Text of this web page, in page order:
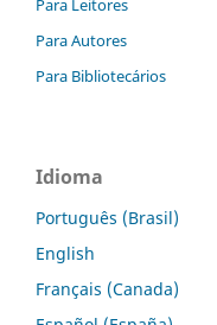
Para Leitores
Para Autores
Para Bibliotecários
Idioma
Português (Brasil)
English
Français (Canada)